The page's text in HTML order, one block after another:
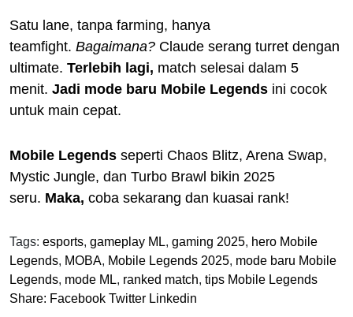
Satu lane, tanpa farming, hanya
teamfight. Bagaimana? Claude serang turret dengan
ultimate. Terlebih lagi, match selesai dalam 5
menit. Jadi mode baru Mobile Legends ini cocok
untuk main cepat.
Mobile Legends seperti Chaos Blitz, Arena Swap,
Mystic Jungle, dan Turbo Brawl bikin 2025
seru. Maka, coba sekarang dan kuasai rank!
Tags: esports, gameplay ML, gaming 2025, hero Mobile
Legends, MOBA, Mobile Legends 2025, mode baru Mobile
Legends, mode ML, ranked match, tips Mobile Legends
Share: Facebook Twitter Linkedin